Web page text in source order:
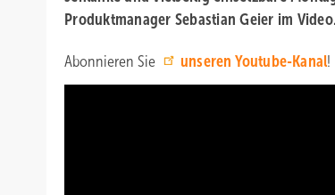
Produktmanager Sebastian Geier im Video.
Abonnieren Sie unseren Youtube-Kanal!